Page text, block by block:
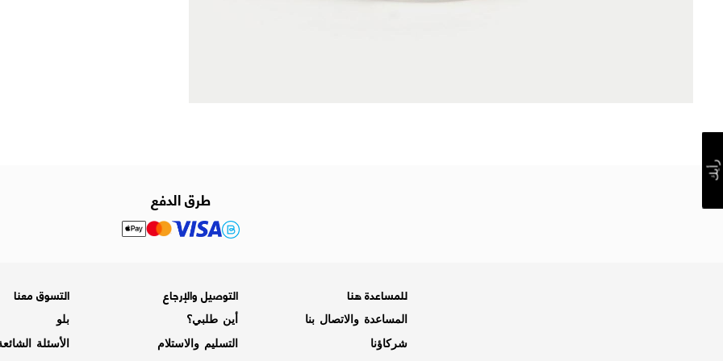
طرق الدفع
للمساعدة هنا
المساعدة والاتصال بنا
شركاؤنا
التوصيل والإرجاع
أين طلبي؟
التسليم والاستلام
التسوق معنا
بلو
الأسئلة
رأيك